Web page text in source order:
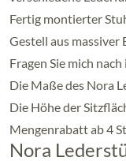
Fertig montierter
Gestell aus massiver
Fragen Sie mich
Die Maße des Nora
Die Höhe der
Mengenrabatt ab 4
Nora